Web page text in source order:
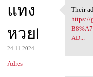
แทง
หวย1
24.11.2024
Adres
Their
Their
https://
AD...